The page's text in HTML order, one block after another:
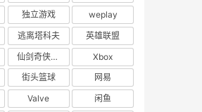
独立游戏
weplay
逃离塔科夫
英雄联盟
仙剑奇侠传四
Xbox
街头篮球
网易
Valve
闲鱼